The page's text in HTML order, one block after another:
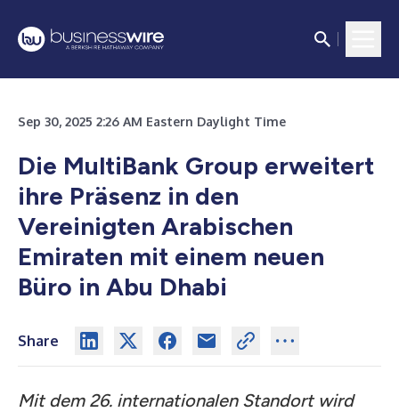
Sep 30, 2025 2:26 AM Eastern Daylight Time
Die MultiBank Group erweitert
ihre Präsenz in den
Vereinigten Arabischen
Emiraten mit einem neuen
Büro in Abu Dhabi
Share
Mit dem 26. internationalen Standort wird